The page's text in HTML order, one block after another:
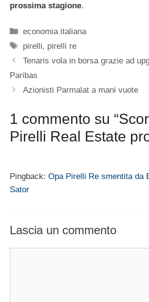
prossima stagione.
Categorie
economia italiana
Tag
pirelli, pirelli re
Tenaris vola in borsa grazie ad
Paribas
Azionisti Parmalat a mani vuote
1 commento su
Pirelli Real Estate
Pingback: Opa Pirelli Re smentita da
Sator
Lascia un commento